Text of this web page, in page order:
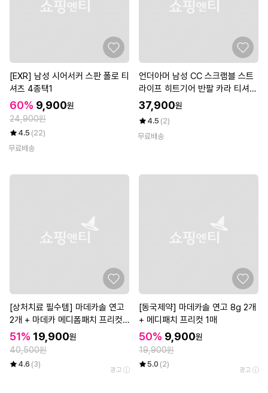
[EXR] 남성 시어서커 스판 폴로 티
셔츠 4종택1
60% 9,900원
24,900원
4.5 (22)
무료배송
언더아머 남성 CC 스크램블 스트
라이프 히트기어 반팔 카라 티셔츠
골프웨어 1323455-407
37,900원
4.5 (2)
무료배송
[상처치료 필수템] 마데카솔 연고
2개 + 마데카 메디폼패치 프리컷
2매*3개
51% 19,900원
40,500원
4.6 (3)
광고
[동국제약] 마데카솔 연고 8g 2개
+ 메디패치 프리컷 1매
50% 9,900원
19,900원
5.0 (2)
광고